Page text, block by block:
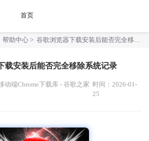
首页
帮助中心 > 谷歌浏览器下载安装后能否完全移除
载安装后能否完全移除系统记录
动端Chrome下载库 - 谷歌之家 时间：2026-01-
25